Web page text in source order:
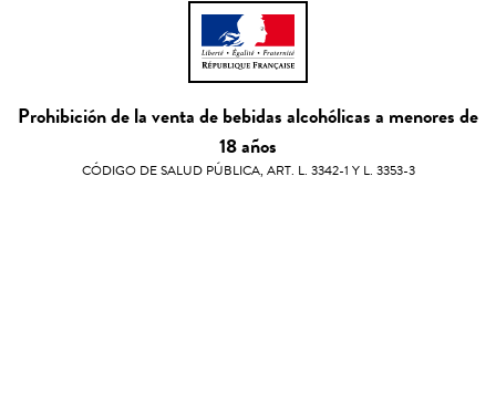
Prohibición de la venta de bebidas alcohólicas a menores de
18 años
CÓDIGO DE SALUD PÚBLICA, ART. L. 3342-1 Y L. 3353-3